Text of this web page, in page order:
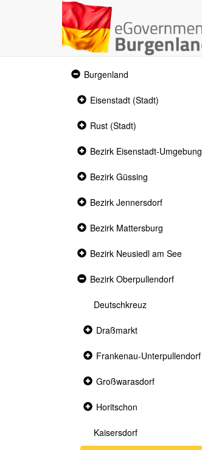
Expanded
section
Burgenland
Collapsed
Eisenstadt (Stadt)
Collapsed
section
Rust (Stadt)
Collapsed
Bezirk Eisenstadt-Umgebung
Collapsed
Bezirk Güssing
Collapsed
Bezirk Jennersdorf
Collapsed
Bezirk Mattersburg
Collapsed
Bezirk Neusiedl am See
Expanded
Bezirk Oberpullendorf
Deutschkreuz
Collapsed
Draßmarkt
Collapsed
Frankenau-Unterpullendorf
Collapsed
Großwarasdorf
Collapsed
Horitschon
Kaisersdorf